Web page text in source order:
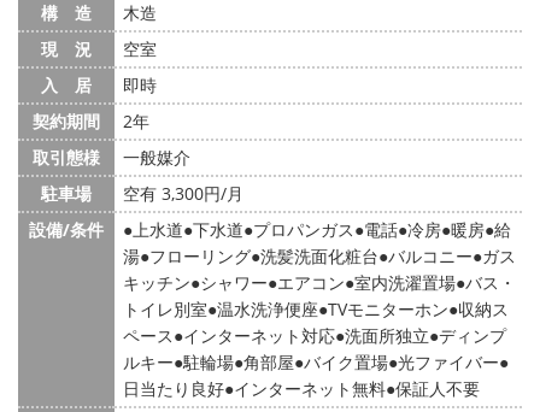
構 造
木造
現 況
空室
入 居
即時
契約期間
2年
取引態様
一般媒介
駐車場
空有 3,300円/月
設備/条件
上水道 下水道 プロパンガス 電話 冷房 暖房 給
湯 フローリング 洗髪洗面化粧台 バルコニー ガス
キッチン シャワー エアコン 室内洗濯置場 バス・
トイレ別室 温水洗浄便座 TVモニターホン 収納ス
ペース インターネット対応 洗面所独立 ディンプ
ルキー 駐輪場 角部屋 バイク置場 光ファイバー
日当たり良好 インターネット無料 保証人不要